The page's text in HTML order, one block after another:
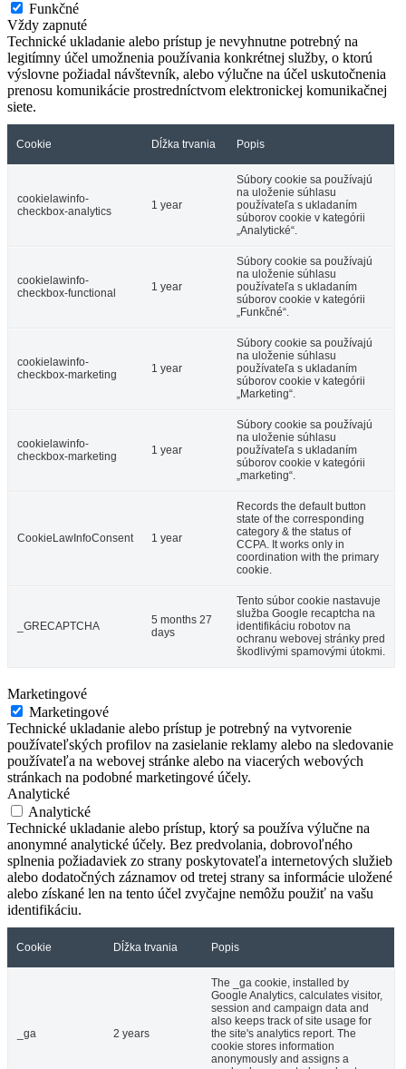
Funkčné
Vždy zapnuté
Technické ukladanie alebo prístup je nevyhnutne potrebný na
legitímny účel umožnenia používania konkrétnej služby, o ktorú
výslovne požiadal návštevník, alebo výlučne na účel uskutočnenia
prenosu komunikácie prostredníctvom elektronickej komunikačnej
siete.
Cookie Dĺžka trvania Popis
cookielawinfo-
checkbox-analytics
1 year
Súbory cookie sa používajú
na uloženie súhlasu
používateľa s ukladaním
súborov cookie v kategórii
„Analytické“.
cookielawinfo-
checkbox-functional
1 year
Súbory cookie sa používajú
na uloženie súhlasu
používateľa s ukladaním
súborov cookie v kategórii
„Funkčné“.
cookielawinfo-
checkbox-marketing
1 year
Súbory cookie sa používajú
na uloženie súhlasu
používateľa s ukladaním
súborov cookie v kategórii
„Marketing“.
cookielawinfo-
checkbox-marketing
1 year
Súbory cookie sa používajú
na uloženie súhlasu
používateľa s ukladaním
súborov cookie v kategórii
„marketing“.
CookieLawInfoConsent 1 year
Records the default button
state of the corresponding
category & the status of
CCPA. It works only in
coordination with the primary
cookie.
_GRECAPTCHA
5 months 27
days
Tento súbor cookie nastavuje
služba Google recaptcha na
identifikáciu robotov na
ochranu webovej stránky pred
škodlivými spamovými útokmi.
Marketingové
Marketingové
Technické ukladanie alebo prístup je potrebný na vytvorenie
používateľských profilov na zasielanie reklamy alebo na sledovanie
používateľa na webovej stránke alebo na viacerých webových
stránkach na podobné marketingové účely.
Analytické
Analytické
Technické ukladanie alebo prístup, ktorý sa používa výlučne na
anonymné analytické účely. Bez predvolania, dobrovoľného
splnenia požiadaviek zo strany poskytovateľa internetových služieb
alebo dodatočných záznamov od tretej strany sa informácie uložené
alebo získané len na tento účel zvyčajne nemôžu použiť na vašu
identifikáciu.
Cookie Dĺžka trvania Popis
_ga 2 years
The _ga cookie, installed by
Google Analytics, calculates visitor,
session and campaign data and
also keeps track of site usage for
the site's analytics report. The
cookie stores information
anonymously and assigns a